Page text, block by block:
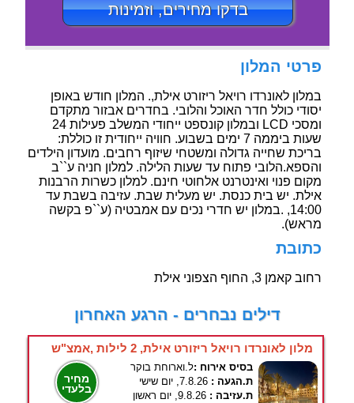
בדקו מחירים, וזמינות
פרטי המלון
במלון לאונרדו רויאל ריזורט אילת,. המלון חודש באופן
יסודי כולל חדר האוכל והלובי. בחדרים אבזור מתקדם
ומסכי LCD ובמלון קונספט ייחודי המשלב פעילות 24
שעות ביממה 7 ימים בשבוע. חוויה ייחודית זו כוללת:
בריכת שחייה גדולה ומשטחי שיזוף רחבים. מועדון הילדים
והספא.הלובי פתוח עד שעות הלילה. למלון חניה ע``ב
מקום פנוי ואינטרנט אלחוטי חינם. למלון כשרות הרבנות
אילת. יש בית כנסת. יש מעלית שבת. עזיבה בשבת עד
14:00, .במלון יש חדרי נכים עם אמבטיה (ע``פ בקשה
מראש).
כתובת
רחוב קאמן 3, החוף הצפוני אילת
דילים נבחרים - הרגע האחרון
מלון לאונרדו רויאל ריזורט אילת, 2 לילות ,אמצ"ש
מחיר
בלעדי
בסיס אירוח :ל.וארוחת בוקר
ת.הגעה : 7.8.26, יום שישי
ת.עזיבה : 9.8.26, יום ראשון